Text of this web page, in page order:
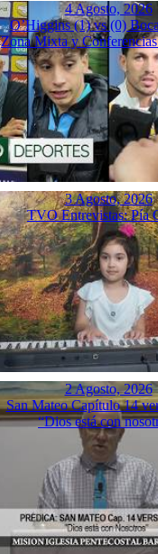
4 Agosto, 2026
O’Higgins (1) vs (0)
Zona Mixta y Conferencias
3 Agosto, 2026
TVO Entrevistas: Pía
2 Agosto, 2026
San Mateo Capítulo 14
“Dios está con